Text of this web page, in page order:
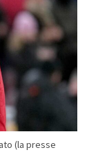
(la presse